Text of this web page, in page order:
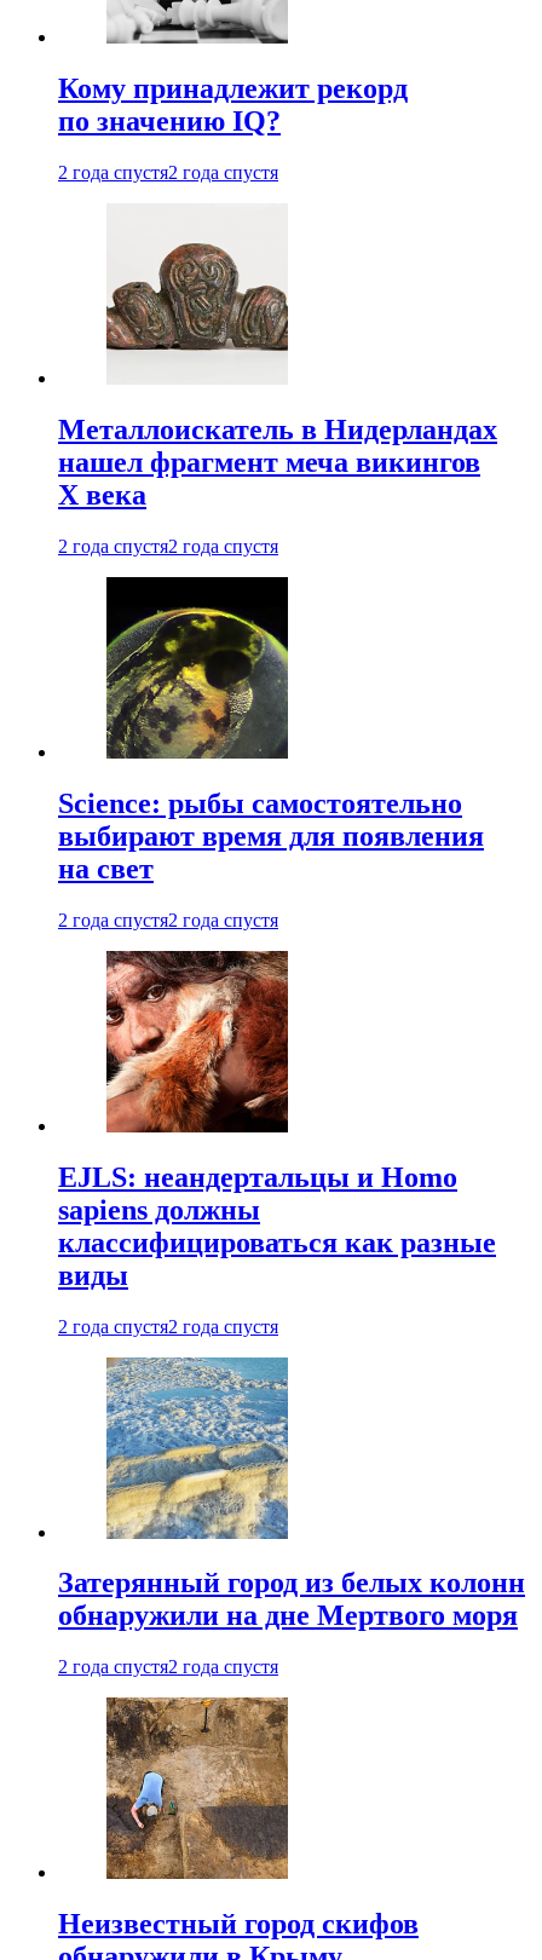
Кому принадлежит рекорд
по значению IQ?
2 года спустя2 года спустя
Металлоискатель в Нидерландах
нашел фрагмент меча викингов
X века
2 года спустя2 года спустя
Science: рыбы самостоятельно
выбирают время для появления
на свет
2 года спустя2 года спустя
EJLS: неандертальцы и Homo
sapiens должны
классифицироваться как разные
виды
2 года спустя2 года спустя
Затерянный город из белых колонн
обнаружили на дне Мертвого моря
2 года спустя2 года спустя
Неизвестный город скифов